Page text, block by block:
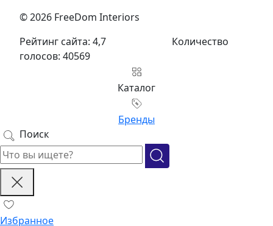
© 2026 FreeDom Interiors
Рейтинг сайта: 4,7
Количество
голосов: 40569
Каталог
Бренды
Поиск
Избранное